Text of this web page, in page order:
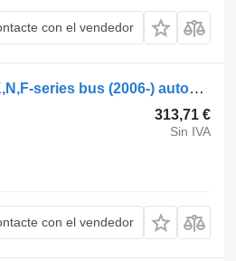
con el vendedor
Behr 2072977 recirculación de gases de escape para Scania K,N,F-series bus (2006-) autobús
313,71 €
Sin IVA
con el vendedor